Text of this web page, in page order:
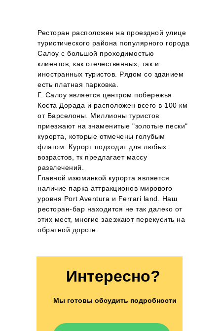
Ресторан расположен на проездной улице
туристического района популярного города
Салоу с большой проходимостью
клиентов, как отечественных, так и
иностранных туристов. Рядом со зданием
есть платная парковка.
Г. Салоу является центром побережья
Коста Дорада и расположен всего в 100 км
от Барселоны. Миллионы туристов
приезжают на знаменитые "золотые пески"
курорта, которые отмечены голубым
флагом. Курорт подходит для любых
возрастов, тк предлагает массу
развлечений.
Главной изюминкой курорта является
наличие парка аттракционов мирового
уровня Port Aventura и Ferrari land. Наш
ресторан-бар находится не так далеко от
этих мест, многие заезжают перекусить на
обратной дороге.
Интересно?
Мы готовы обсудить подробности